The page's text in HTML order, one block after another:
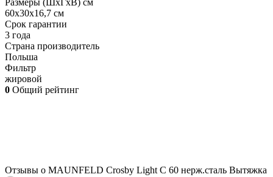
60х30х16,7 см
Срок гарантии
3 года
Страна производитель
Польша
Фильтр
жировой
0 Общий рейтинг
Отзывы о MAUNFELD Crosby Light C 60 нерж.сталь Вытяжка